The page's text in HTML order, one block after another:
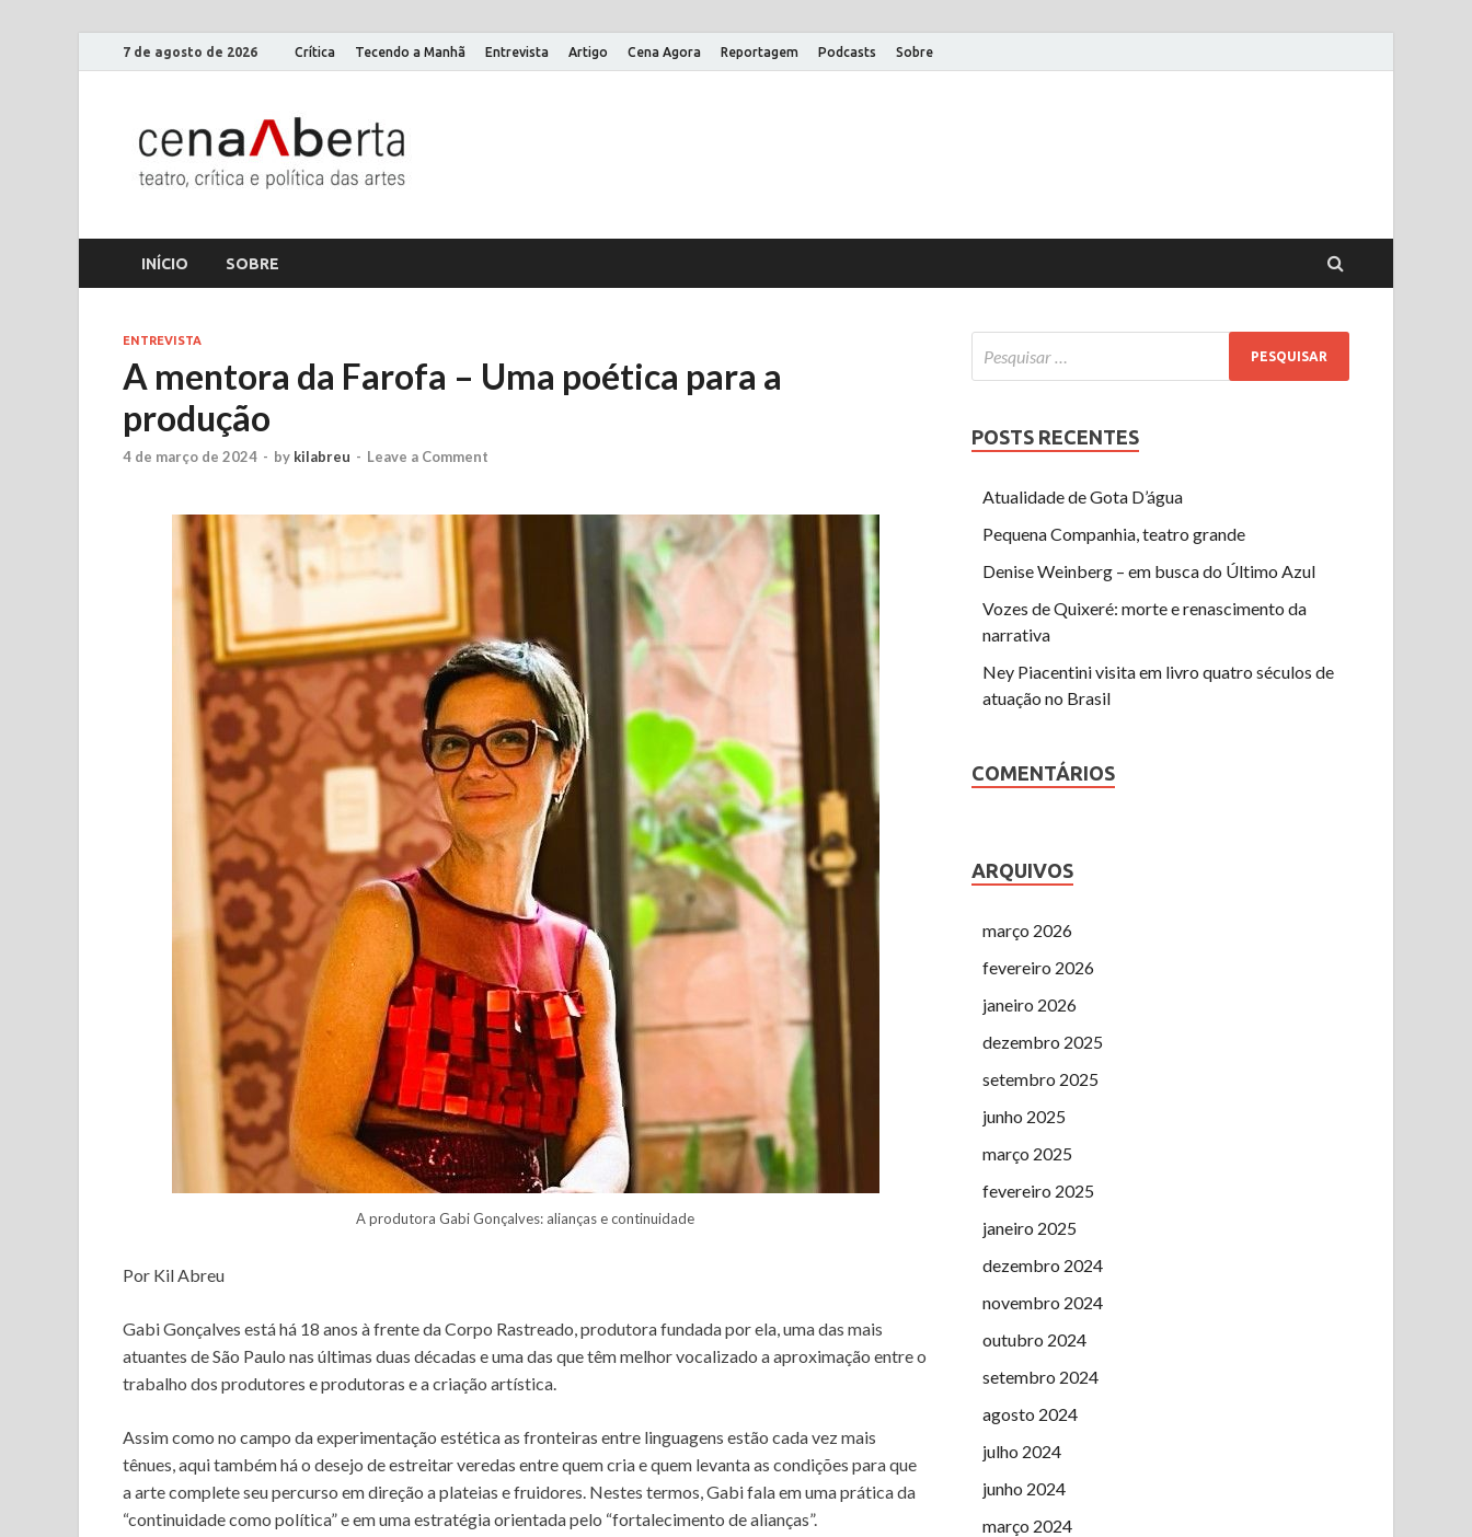
7 de agosto de 2026 Crítica Tecendo a Manhã Entrevista Artigo Cena Agora Reportagem Podcasts Sobre
INÍCIO SOBRE
ENTREVISTA
A mentora da Farofa – Uma poética para a
produção
4 de março de 2024 - by kilabreu - Leave a Comment
A produtora Gabi Gonçalves: alianças e continuidade
Por Kil Abreu
Gabi Gonçalves está há 18 anos à frente da Corpo Rastreado, produtora fundada por ela, uma das mais
atuantes de São Paulo nas últimas duas décadas e uma das que têm melhor vocalizado a aproximação entre o
trabalho dos produtores e produtoras e a criação artística.
Assim como no campo da experimentação estética as fronteiras entre linguagens estão cada vez mais
tênues, aqui também há o desejo de estreitar veredas entre quem cria e quem levanta as condições para que
a arte complete seu percurso em direção a plateias e fruidores. Nestes termos, Gabi fala em uma prática da
“continuidade como política” e em uma estratégia orientada pelo “fortalecimento de alianças”.
POSTS RECENTES
Atualidade de Gota D’água
Pequena Companhia, teatro grande
Denise Weinberg – em busca do Último Azul
Vozes de Quixeré: morte e renascimento da
narrativa
Ney Piacentini visita em livro quatro séculos de
atuação no Brasil
COMENTÁRIOS
ARQUIVOS
março 2026
fevereiro 2026
janeiro 2026
dezembro 2025
setembro 2025
junho 2025
março 2025
fevereiro 2025
janeiro 2025
dezembro 2024
novembro 2024
outubro 2024
setembro 2024
agosto 2024
julho 2024
junho 2024
março 2024